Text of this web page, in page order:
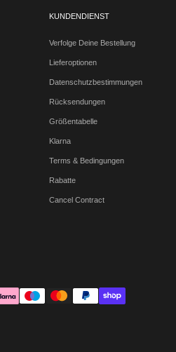
KUNDENDIENST
Verfolge Deine Bestellung
Lieferoptionen
Datenschutzbestimmungen
Rücksendungen
Größentabelle
Klarna
Terms & Bedingungen
Rabatte
Cancel Contract